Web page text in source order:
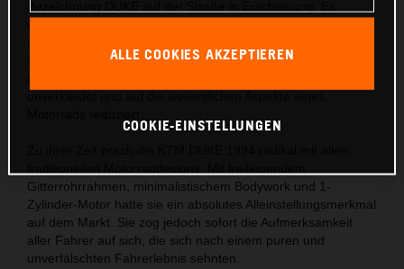
Supermoto und Streetfighter vollbrachten. Das Naked-Bike
Gitterrohrrahmen, minimalistischem Bodywork und 1-
Zylinder-Motor hatte sie ein absolutes Alleinstellungsmerkmal
auf dem Markt. Sie zog jedoch sofort die Aufmerksamkeit
aller Fahrer auf sich, die sich nach einem puren und
unverfälschten Fahrerlebnis sehnten.
ALLE COOKIES AKZEPTIEREN
COOKIE-EINSTELLUNGEN